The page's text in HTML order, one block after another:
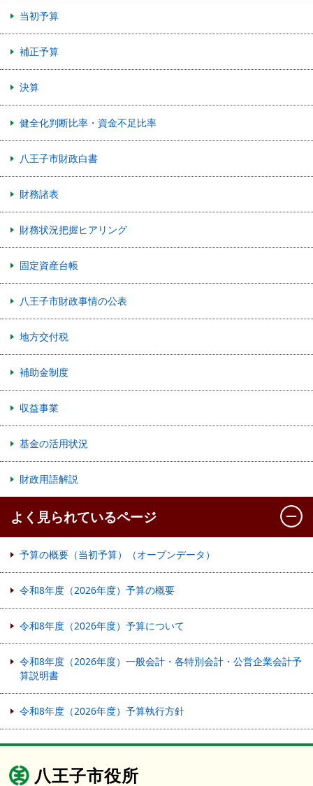
当初予算
補正予算
決算
健全化判断比率・資金不足比率
八王子市財政白書
財務諸表
財務状況把握ヒアリング
固定資産台帳
八王子市財政事情の公表
地方交付税
補助金制度
収益事業
基金の活用状況
財政用語解説
よく見られているページ
予算の概要（当初予算）（オープンデータ）
令和8年度（2026年度）予算の概要
令和8年度（2026年度）予算について
令和8年度（2026年度）一般会計・各特別会計・公営企業会計予
算説明書
令和8年度（2026年度）予算執行方針
八王子市役所